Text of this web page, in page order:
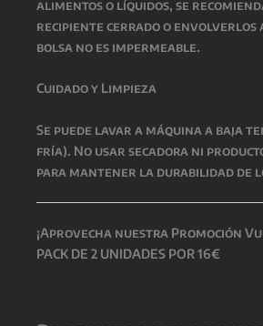
alimentos o líquidos, se
recipiente cerrado o envolverlos
bolsa no es impermeable.
Cuidado y Limpieza
Se puede lavar a máquina a baja
fría). No usar secadora ni
para mantener la durabilidad de
¡Aprovecha nuestra Promoción
PACK DE 2 UNIDADES POR 16€